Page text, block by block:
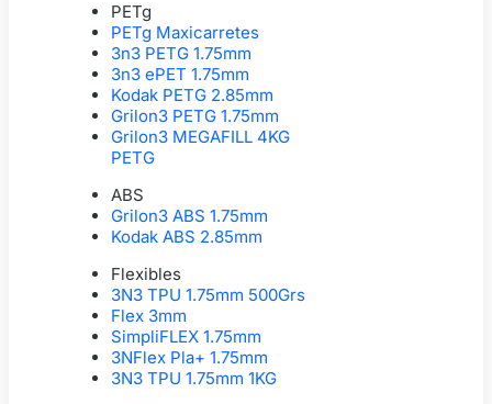
PETg
PETg Maxicarretes
3n3 PETG 1.75mm
3n3 ePET 1.75mm
Kodak PETG 2.85mm
Grilon3 PETG 1.75mm
Grilon3 MEGAFILL 4KG
PETG
ABS
Grilon3 ABS 1.75mm
Kodak ABS 2.85mm
Flexibles
3N3 TPU 1.75mm 500Grs
Flex 3mm
SimpliFLEX 1.75mm
3NFlex Pla+ 1.75mm
3N3 TPU 1.75mm 1KG